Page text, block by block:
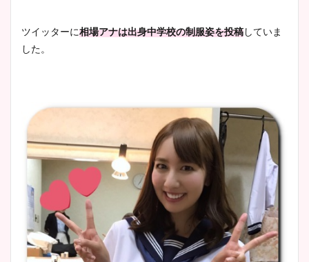
鈴木唯の太ってた時の体重が
ヤバすぎww原因や痩せたダ
イエット方は？昔と現在を画
像比較！
豊島実季アナのカップ画像ま
ツイッターに相場アナは出身中学校の制服姿を投稿していま
した。